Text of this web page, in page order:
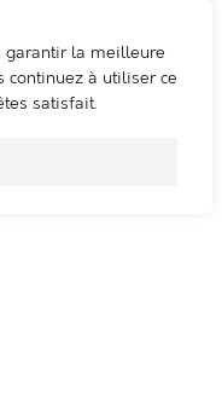
garantir la meilleure
continuez à utiliser ce
satisfait.
non